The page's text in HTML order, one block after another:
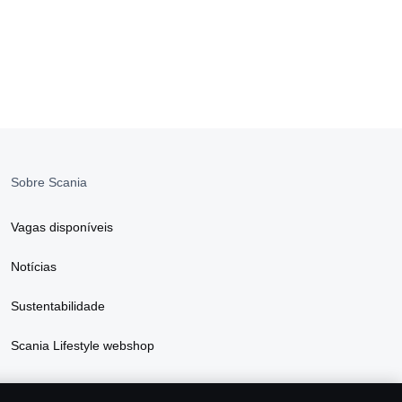
Sobre Scania
Vagas disponíveis
Notícias
Sustentabilidade
Scania Lifestyle webshop